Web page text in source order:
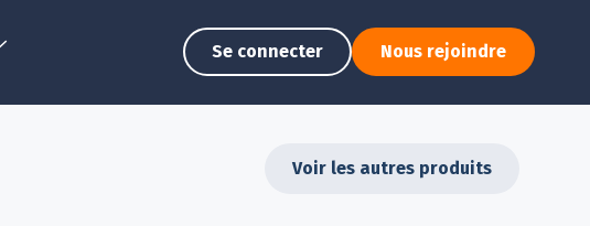
Se connecter Nous rejoindre
Voir les autres produits